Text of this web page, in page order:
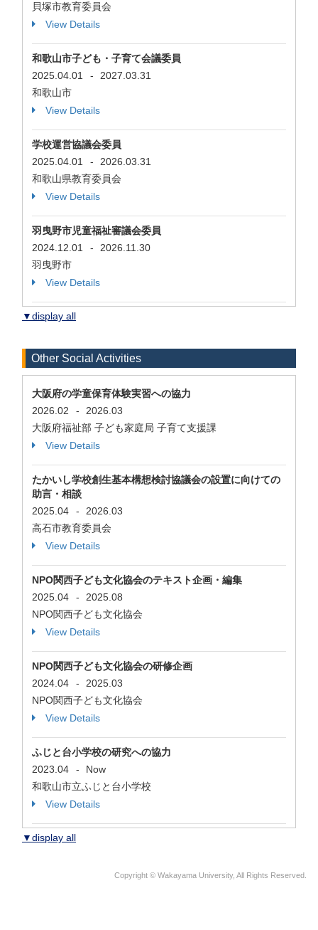
貝塚市教育委員会
View Details
和歌山市子ども・子育て会議委員
2025.04.01
-
2027.03.31
和歌山市
View Details
学校運営協議会委員
2025.04.01
-
2026.03.31
和歌山県教育委員会
View Details
羽曳野市児童福祉審議会委員
2024.12.01
-
2026.11.30
羽曳野市
View Details
▼display all
Other Social Activities
大阪府の学童保育体験実習への協力
2026.02
-
2026.03
大阪府福祉部 子ども家庭局 子育て支援課
View Details
たかいし学校創生基本構想検討協議会の設置に向けての
助言・相談
2025.04
-
2026.03
高石市教育委員会
View Details
NPO関西子ども文化協会のテキスト企画・編集
2025.04
-
2025.08
NPO関西子ども文化協会
View Details
NPO関西子ども文化協会の研修企画
2024.04
-
2025.03
NPO関西子ども文化協会
View Details
ふじと台小学校の研究への協力
2023.04
-
Now
和歌山市立ふじと台小学校
View Details
▼display all
Copyright © Wakayama University, All Rights Reserved.